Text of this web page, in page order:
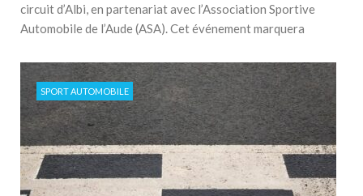
circuit d’Albi, en partenariat avec l’Association Sportive
Automobile de l’Aude (ASA). Cet événement marquera
SPORT AUTOMOBILE